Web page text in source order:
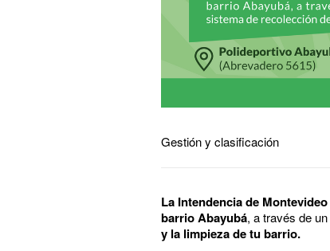
Gestión y clasificación
La Intendencia de
barrio Abayubá, a través de
y la limpieza de tu barrio.